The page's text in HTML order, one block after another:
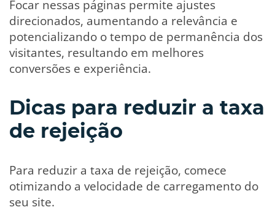
Focar nessas páginas permite ajustes
direcionados, aumentando a relevância e
potencializando o tempo de permanência dos
visitantes, resultando em melhores
conversões e experiência.
Dicas para reduzir a taxa
de rejeição
Para reduzir a taxa de rejeição, comece
otimizando a velocidade de carregamento do
seu site.